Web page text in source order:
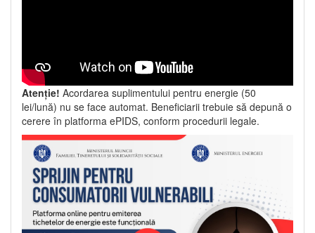
Atenție! Acordarea suplimentului pentru energie (50
lei/lună) nu se face automat. Beneficiarii trebuie să depună o
cerere în platforma ePIDS, conform procedurii legale.